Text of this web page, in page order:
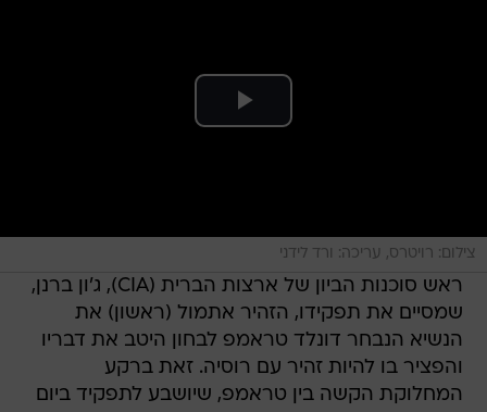
צילום: רויטרס, עריכה: ורד לידני
ראש סוכנות הביון של ארצות הברית (CIA), ג'ון ברנן,
שמסיים את תפקידו, הזהיר אתמול (ראשון) את
הנשיא הנבחר דונלד טראמפ לבחון היטב את דבריו
והפציר בו להיות זהיר עם רוסיה. זאת ברקע
המחלוקת הקשה בין טראמפ, שיושבע לתפקיד ביום